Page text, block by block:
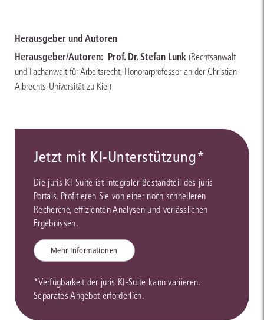
Herausgeber und Autoren
Herausgeber/Autoren: Prof. Dr. Stefan Lunk (Rechtsanwalt
und Fachanwalt für Arbeitsrecht, Honorarprofessor an der Christian-
Albrechts-Universität zu Kiel)
Jetzt mit KI-Unterstützung*
Die juris KI-Suite ist integraler Bestandteil des juris
Portals. Profitieren Sie von einer noch schnelleren
Recherche, effizienten Analysen und verlässlichen
Ergebnissen.
Mehr Informationen
*Verfügbarkeit der juris KI-Suite kann variieren.
Separates Angebot erforderlich.